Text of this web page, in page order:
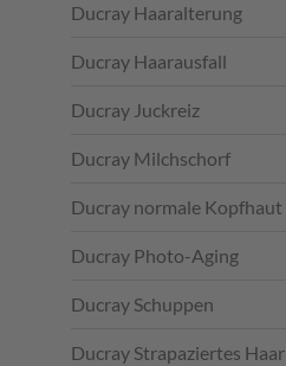
Ducray Haaralterung
Ducray Haarausfall
Ducray Juckreiz
Ducray Milchschorf
Ducray normale Kopfhaut
Ducray Photo-Aging
Ducray Schuppen
Ducray Strapaziertes Haar